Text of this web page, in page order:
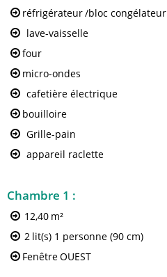
réfrigérateur/bloc congélateur
lave-vaisselle
four
micro-ondes
cafetière électrique
bouilloire
Grille-pain
appareil raclette
Chambre 1 :
12,40 m²
2 lit(s) 1 personne (90 cm)
FenêtreOUEST